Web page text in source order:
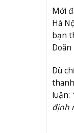
Mới
Hà
bạn
Dù
luận:
định